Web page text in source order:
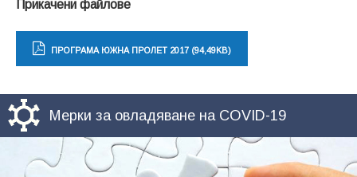
Прикачени файлове
ПРОГРАМА ЮЖНА ПРОЛЕТ 2017 (94,49KB)
Мерки за овладяване на COVID-19